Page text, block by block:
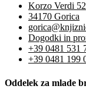
Korzo Verdi 52
34170 Gorica
Dogodki in
+39 0481 531
+39 0481 199
Oddelek za mlade